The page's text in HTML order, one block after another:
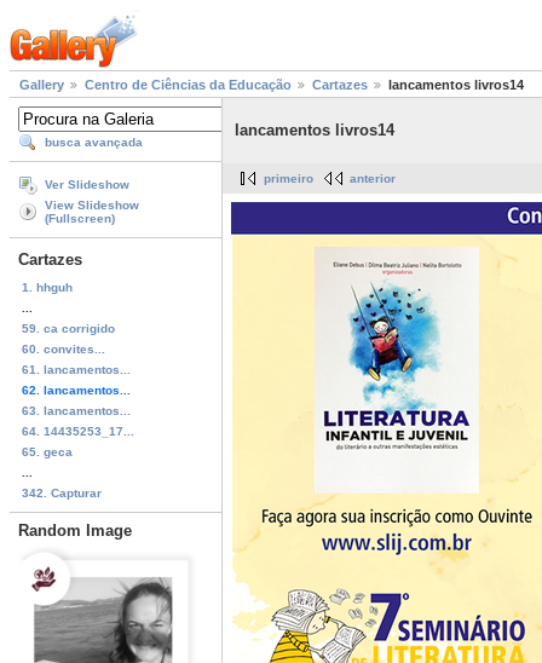
Gallery Centro de Ciências da Educação Cartazes lancamentos livros14
busca avançada
Ver Slideshow
View Slideshow
(Fullscreen)
Cartazes
1. hhguh
59. ca corrigido
60. convites...
61. lancamentos...
62. lancamentos...
63. lancamentos...
64. 14435253_17...
65. geca
342. Capturar
Random Image
lancamentos livros14
primeiro anterior